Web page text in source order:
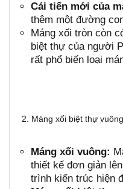
Cải tiến mới của
thêm một đường
Máng xối tròn còn
biệt thự của người
rất phổ biến loại
2. Máng xối biệt thự vuông
Máng xối vuông:
thiết kế đơn giản
trình kiến trúc hiện